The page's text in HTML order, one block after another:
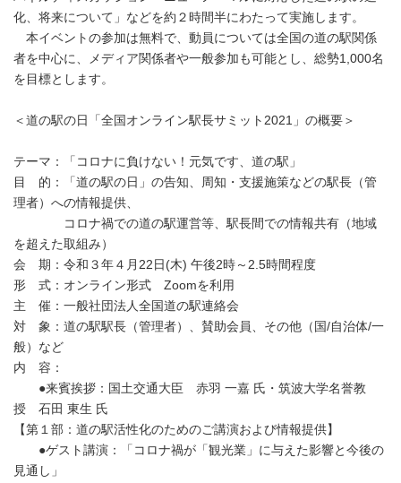
化、将来について」などを約２時間半にわたって実施します。
本イベントの参加は無料で、動員については全国の道の駅関係
者を中心に、メディア関係者や一般参加も可能とし、総勢1,000名
を目標とします。
＜道の駅の日「全国オンライン駅長サミット2021」の概要＞
テーマ：「コロナに負けない！元気です、道の駅」
目 的：「道の駅の日」の告知、周知・支援施策などの駅長（管
理者）への情報提供、
コロナ禍での道の駅運営等、駅長間での情報共有（地域
を超えた取組み）
会 期：令和３年４月22日(木) 午後2時～2.5時間程度
形 式：オンライン形式 Zoomを利用
主 催：一般社団法人全国道の駅連絡会
対 象：道の駅駅長（管理者）、賛助会員、その他（国/自治体/一
般）など
内 容：
●来賓挨拶：国土交通大臣 赤羽 一嘉 氏・筑波大学名誉教
授 石田 東生 氏
【第１部：道の駅活性化のためのご講演および情報提供】
●ゲスト講演：「コロナ禍が「観光業」に与えた影響と今後の
見通し」